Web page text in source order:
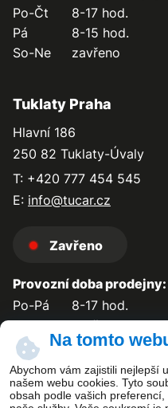
Na tomto
Abychom vám zajistili nejlepší
našem webu cookies. Tyto
obsah podle vašich
Po-Čt
8-17 hod.
Pá
8-15 hod.
So-Ne
zavřeno
Tuklaty Praha
Hlavní 186
250 82 Tuklaty-Úvaly
T: +420 777 454 545
E: info@tucar.cz
Zavřeno
Provozní doba prodejny:
Po-Pá
8-17 hod.
So-Ne
zavřeno
Kontakt